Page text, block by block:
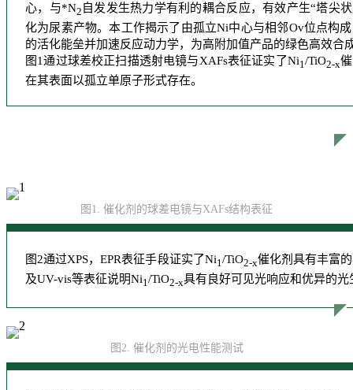
心，与*N2 自发发生热力学有利的耦合反应，有效产生“塔尖
化为尿素产物。本工作揭示了由孤立Ni中心与相邻Ov位点构
的活化能垒并加速反应动力学，为高附加值产品的绿色高效合
图1通过球差校正扫描透射电镜与XAFs表征证实了Ni1 /TiO2-x
在其表面以孤立单原子形式存在。
图1. 催化剂的球差电镜与XAFs结构表征
图2通过XPS，EPR表征手段证实了Ni1 /TiO2-x催化剂具有丰富
及UV-vis等表征说明Ni1 /TiO2-x具有良好可见光响应和优异的
图2. 催化剂的光电性能测试